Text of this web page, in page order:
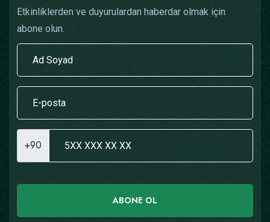
Etkinliklerden ve duyurulardan haberdar olmak için
abone olun.
+90
ABONE OL